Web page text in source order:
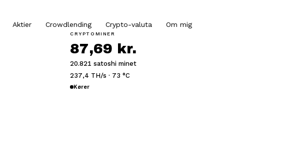
Aktier Crowdlending Crypto-valuta Om mig
CRYPTOMINER
87,69 kr.
20.821 satoshi minet
237,4 TH/s · 73 °C
Kører